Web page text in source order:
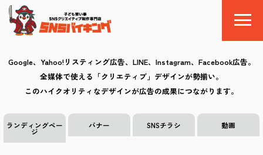
SNSバイキングとは
料金
制作の流れ
Google、Yahoo!リスティング広告、LINE、Instagram、Facebook広告。
全媒体で使える「クリエティブ」デザインが勢揃い。
このハイクオリティなデザインが広告の成果につながります。
ランディングペー
ジ
バナー SNSチラシ 動画